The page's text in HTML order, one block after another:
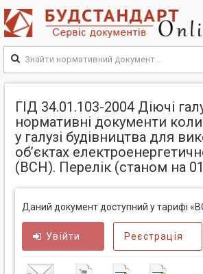
ГІД 34.01.103-2004 Діючі
нормативні документи
у галузі будівництва для
об’єктах
(ВСН). Перелік (станом на
Даний документ доступний у тарифі
Увійти Реєстрація